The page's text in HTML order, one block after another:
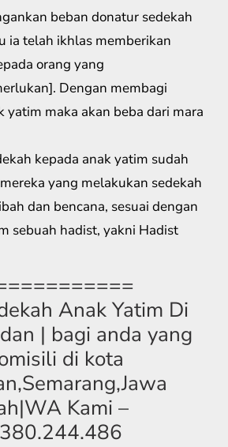
beban donatur sedekah
ia telah ikhlas memberikan
orang yang
Dengan membagi
yatim maka akan beba dari mara
kepada anak yatim sudah
yang melakukan sedekah
dan bencana, sesuai dengan
sebuah hadist, yakni Hadist
Anak Yatim Di
| bagi anda yang
di kota
Kami –